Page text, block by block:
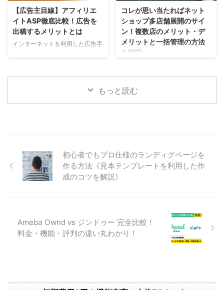
たお客様に対して、メールでコミ
ュニケーションを取りお店へのリ
ピートへと繋げます。このページ
では具体的にメールを利用した集
客方法についてご紹介します。
ネ ...
りたい方。 はじめに 多くのお店
（ネットショップ）がSNSを活用
している はじめに、SNSで何が
できるのか？SNSにできることを
解説します。 SNSにできること
などを掲載す ...
【広告主目線】アフィリエ
イトASP徹底比較！広告を
出稿するメリットとは
インターネットを利用した広告手
メの記事 低予算からインターネ
ット広告を導入したい方。 リス
アフィリエイト広告とは ブログ
やＳＮＳを通じて商品を紹介して
もらえる。 アフィリエイト広告
コレが思い当たればネット
ショップ多店舗展開のサイ
ン！複数店のメリット・デ
メリットと一括管理の方法
を解説
舗展開のサイン」と題して、多店
やデメリットとその対策について
ご紹介していきます。 こんな方
を知りたい方。 多店舗展開の基
礎知識とメリット 多店舗展開と
売上アップ。 複数店舗展開によ
るリスクヘッジ。 自社サイト誘
導 ...
もっと読む
初心者でもプロ仕様のランディグページを
作る方法《見本テンプレートを利用した作
成のコツを解説》
Ameba Ownd vs ジンドゥー 完全比較！
料金・機能・評判の違い丸わかり！